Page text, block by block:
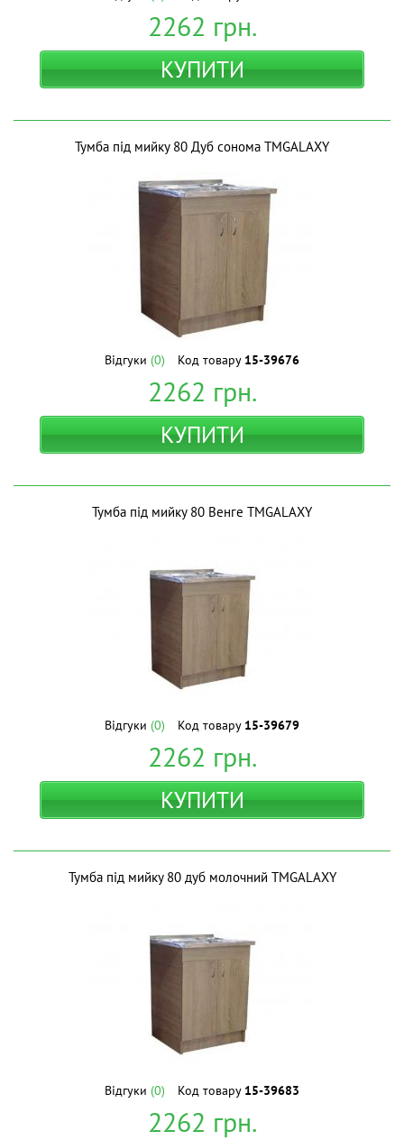
2262 грн.
КУПИТИ
Тумба під мийку 80 Дуб сонома ТМGALAXY
Відгуки (0) Код товару 15-39676
2262 грн.
КУПИТИ
Тумба під мийку 80 Венге ТМGALAXY
Відгуки (0) Код товару 15-39679
2262 грн.
КУПИТИ
Тумба під мийку 80 дуб молочний ТМGALAXY
Відгуки (0) Код товару 15-39683
2262 грн.